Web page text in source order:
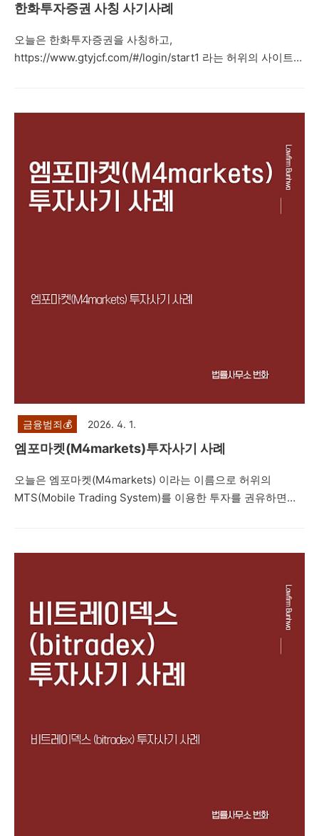
한화투자증권 사칭 사기사례
오늘은 한화투자증권을 사칭하고,
https://www.gtyjcf.com/#/login/start1 라는 허위의 사이트를
으로 고수익을 얻을 수 있다며 피해자들에게 접근한 뒤 피해자
자사기 사례를 설명드리려고 합니다.제347조(사기) ①사람
을 기망하여 재물의 교부를 받거나 재산상의 이익을 취득한 자
는 10년 이하의 징역 또는 2천만원 이하의 벌금에 처한다. 형
법 제347조에서는 사기죄를 규정하고 있습니다. 주식리딩방
투자사기의 경우, 주식 선물 거래 사기, 비상장 주식 사기, 공모
금융범죄💰 2026. 4. 1.
엠포마켓(M4markets)투자사기 사례
오늘은 엠포마켓(M4markets) 이라는 이름으로 허위의
MTS(Mobile Trading System)를 이용한 투자를 권유하면서
로 고수익을 얻을 수 있다며 피해자들에게 접근한 뒤 피해자들
례를 설명드리려고 합니다. 제347조(사기) ①사람을 기망하
여 재물의 교부를 받거나 재산상의 이익을 취득한 자는 10년
이하의 징역 또는 2천만원 이하의 벌금에 처한다. 형법 제347
조에서는 사기죄를 규정하고 있습니다. 주식리딩방 투자사기
의 경우, 주식 선물 거래 사기, 비상장 주식 사기, 공모주 사기,
코인사기 등과 마찬가지로 카카..